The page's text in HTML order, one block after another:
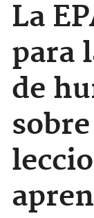
La
para
de